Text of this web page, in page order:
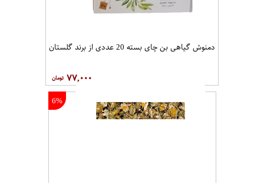
دمنوش گیاهی بن چای بسته 20 عددی از برند گلستان
۷۷,۰۰۰
6%